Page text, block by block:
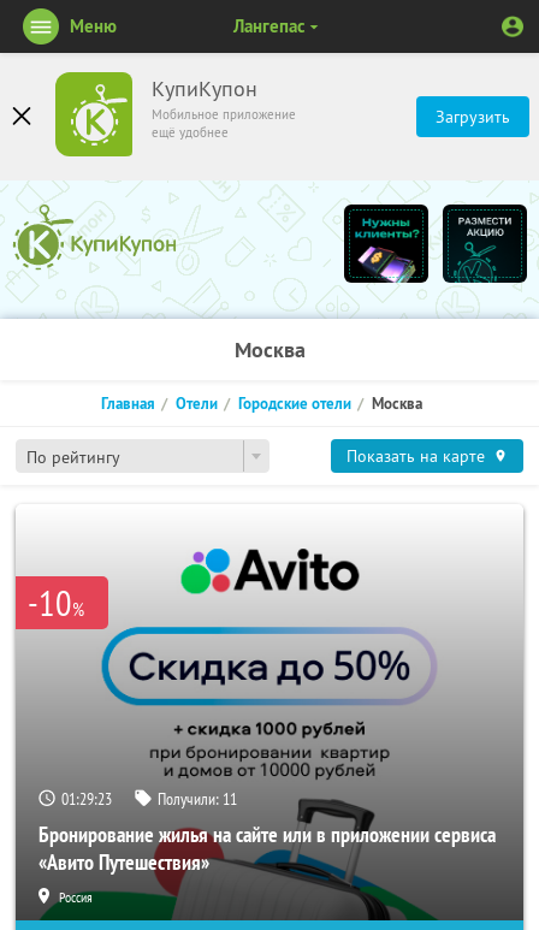
КупиКупон
Мобильное приложение
ещё удобнее
Загрузить
Меню Лангепас
Москва
По рейтингу
Главная Отели Городские отели Москва
Показать на карте
-10%
01:29:23 Получили: 11
Бронирование жилья на сайте или в приложении сервиса
«Авито Путешествия»
Россия